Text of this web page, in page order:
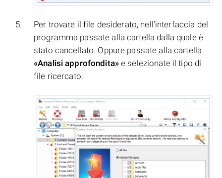
Per trovare il file desiderato, nell’interfaccia del
programma passate alla cartella dalla quale è
stato cancellato. Oppure passate alla cartella
«Analisi approfondita»e selezionate il tipo di
file ricercato.